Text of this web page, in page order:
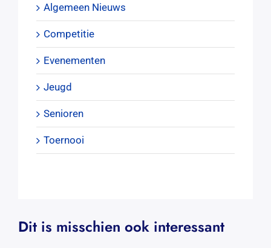
Algemeen Nieuws
Competitie
Evenementen
Jeugd
Senioren
Toernooi
Dit is misschien ook interessant